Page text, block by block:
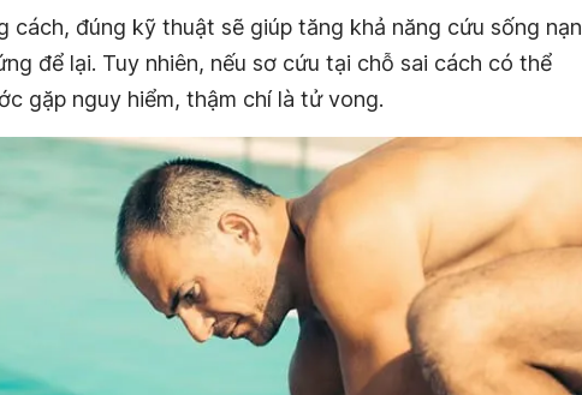
cách, đúng kỹ thuật sẽ giúp tăng khả năng cứu sống nạn
để lại. Tuy nhiên, nếu sơ cứu tại chỗ sai cách có thể
gặp nguy hiểm, thậm chí là tử vong.